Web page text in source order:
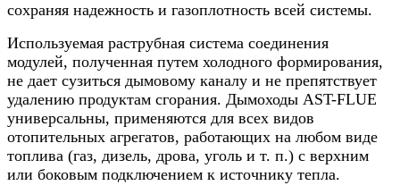
сохраняя надежность и газоплотность всей системы.
Используемая раструбная система соединения
модулей, полученная путем холодного формирования,
не дает сузиться дымовому каналу и не препятствует
удалению продуктам сгорания. Дымоходы AST-FLUE
универсальны, применяются для всех видов
отопительных агрегатов, работающих на любом виде
топлива (газ, дизель, дрова, уголь и т. п.) с верхним
или боковым подключением к источнику тепла.